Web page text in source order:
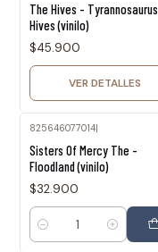
The Hives - Tyrannosaurus
Hives (vinilo)
$45.900
VER DETALLES
825646077014|
Sisters Of Mercy The -
Floodland (vinilo)
$32.900
Cantidad